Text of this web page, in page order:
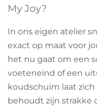
My Joy?
​In ons eigen atelier
exact op maat voor
het nu gaat om een
voeteneind of een
koudschuim laat
behoudt zijn strakke